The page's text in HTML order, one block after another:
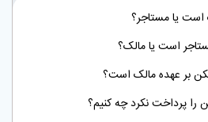
است یا مستاجر؟
است یا مالک؟
بر عهده مالک است؟
را پرداخت نکرد چه کنیم؟